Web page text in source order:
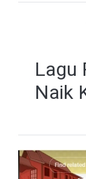
Lagu
Naik